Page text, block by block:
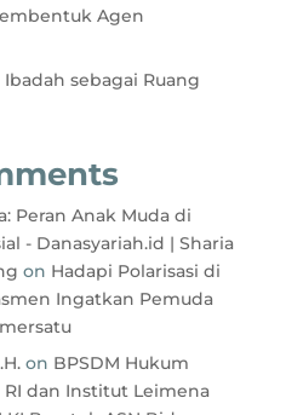
Agen
sebagai Ruang
Peran Anak Muda di
- Danasyariah.id | Sharia
on Hadapi Polarisasi di
Ingatkan Pemuda
on BPSDM Hukum
dan Institut Leimena